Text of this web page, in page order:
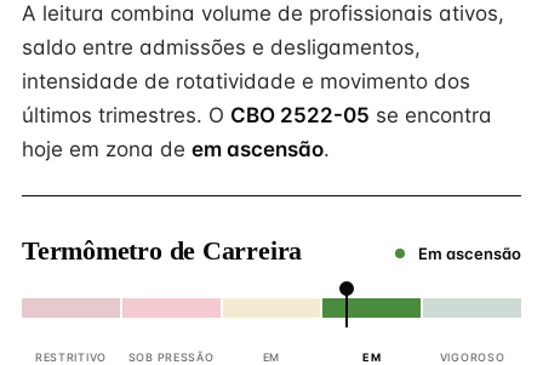
A leitura combina volume de profissionais ativos,
saldo entre admissões e desligamentos,
intensidade de rotatividade e movimento dos
últimos trimestres. O CBO 2522-05 se encontra
hoje em zona de em ascensão.
Termômetro de Carreira Em ascensão
RESTRITIVO SOB PRESSÃO
EM
EM
VIGOROSO